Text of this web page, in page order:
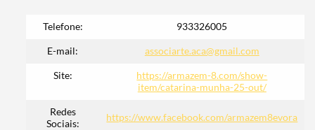
Telefone: 933326005
E-mail: associarte.aca@gmail.com
Site:
https://armazem-8.com/show-
item/catarina-munha-25-out/
Redes
Sociais:
https://www.facebook.com/armazem8evora